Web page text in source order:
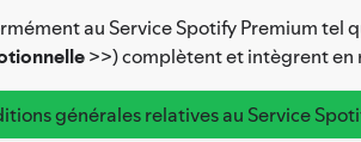
au Service Spotify Premium tel
>>) complètent et intègrent en
générales relatives au Service